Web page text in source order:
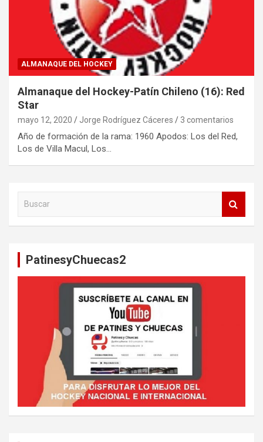
ALMANAQUE DEL HOCKEY
Almanaque del Hockey-Patín Chileno (16): Red
Star
mayo 12, 2020 Jorge Rodríguez Cáceres 3 comentarios
Año de formación de la rama: 1960 Apodos: Los del Red,
Los de Villa Macul, Los…
PatinesyChuecas2